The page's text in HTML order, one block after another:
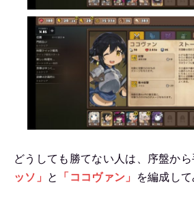
どうしても勝てない人は、序盤から
ッソ」
と 「ココヴァン」 を編成して